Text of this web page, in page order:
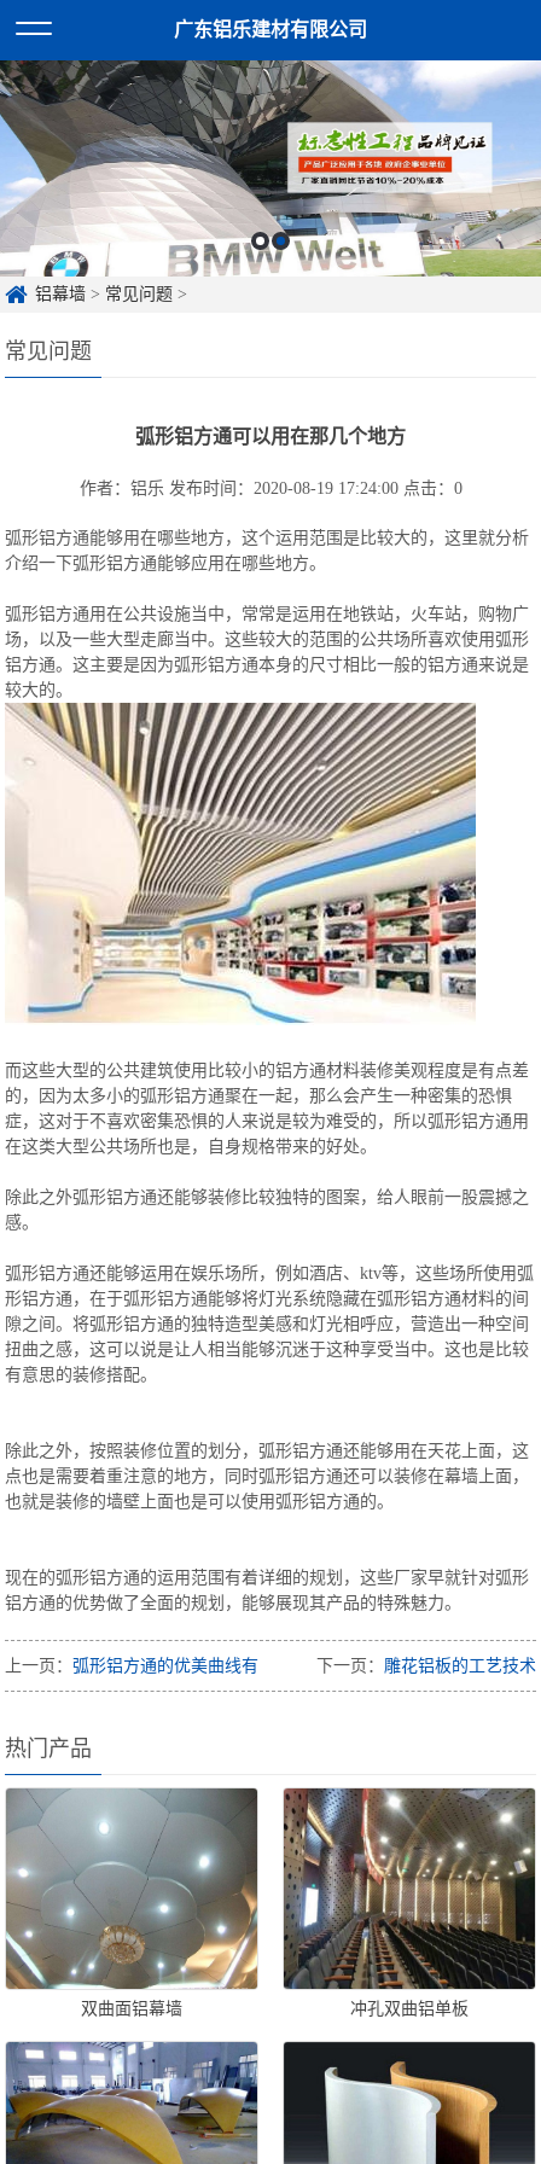
广东铝乐建材有限公司
铝幕墙 > 常见问题 >
常见问题
弧形铝方通可以用在那几个地方
作者：铝乐 发布时间：2020-08-19 17:24:00 点击： 0
弧形铝方通能够用在哪些地方，这个运用范围是比较大的，这里就分析
介绍一下弧形铝方通能够应用在哪些地方。
弧形铝方通用在公共设施当中，常常是运用在地铁站，火车站，购物广
场，以及一些大型走廊当中。这些较大的范围的公共场所喜欢使用弧形
铝方通。这主要是因为弧形铝方通本身的尺寸相比一般的铝方通来说是
较大的。
而这些大型的公共建筑使用比较小的铝方通材料装修美观程度是有点差
的，因为太多小的弧形铝方通聚在一起，那么会产生一种密集的恐惧
症，这对于不喜欢密集恐惧的人来说是较为难受的，所以弧形铝方通用
在这类大型公共场所也是，自身规格带来的好处。
除此之外弧形铝方通还能够装修比较独特的图案，给人眼前一股震撼之
感。
弧形铝方通还能够运用在娱乐场所，例如酒店、ktv等，这些场所使用弧
形铝方通，在于弧形铝方通能够将灯光系统隐藏在弧形铝方通材料的间
隙之间。将弧形铝方通的独特造型美感和灯光相呼应，营造出一种空间
扭曲之感，这可以说是让人相当能够沉迷于这种享受当中。这也是比较
有意思的装修搭配。
除此之外，按照装修位置的划分，弧形铝方通还能够用在天花上面，这
点也是需要着重注意的地方，同时弧形铝方通还可以装修在幕墙上面，
也就是装修的墙壁上面也是可以使用弧形铝方通的。
现在的弧形铝方通的运用范围有着详细的规划，这些厂家早就针对弧形
铝方通的优势做了全面的规划，能够展现其产品的特殊魅力。
上一页：弧形铝方通的优美曲线有 下一页： 雕花铝板的工艺技术
热门产品
双曲面铝幕墙 冲孔双曲铝单板